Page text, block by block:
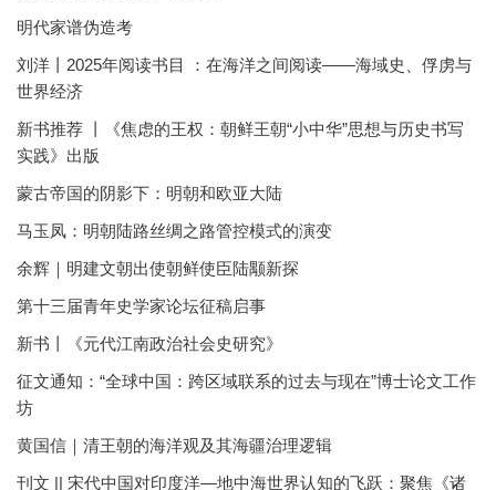
明代家谱伪造考
刘洋丨2025年阅读书目 ：在海洋之间阅读——海域史、俘虏与
世界经济
新书推荐 丨《焦虑的王权：朝鲜王朝“小中华”思想与历史书写
实践》出版
蒙古帝国的阴影下：明朝和欧亚大陆
马玉凤：明朝陆路丝绸之路管控模式的演变
余辉｜明建文朝出使朝鲜使臣陆颙新探
第十三届青年史学家论坛征稿启事
新书丨《元代江南政治社会史研究》
征文通知：“全球中国：跨区域联系的过去与现在”博士论文工作
坊
黄国信｜清王朝的海洋观及其海疆治理逻辑
刊文 || 宋代中国对印度洋—地中海世界认知的飞跃：聚焦《诸